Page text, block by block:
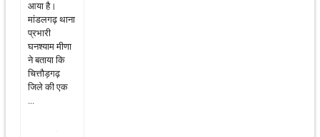
आया है।
मांडलगढ़ थाना
प्रभारी
घनश्याम मीणा
ने बताया कि
चित्तौड़गढ़
जिले की एक
...